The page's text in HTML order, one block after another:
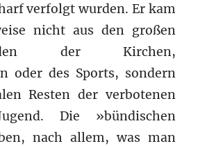
verfolgt wurden. Er kam
nicht aus den großen
der Kirchen,
oder des Sports, sondern
Resten der verbotenen
Die »bündischen
nach allem, was man